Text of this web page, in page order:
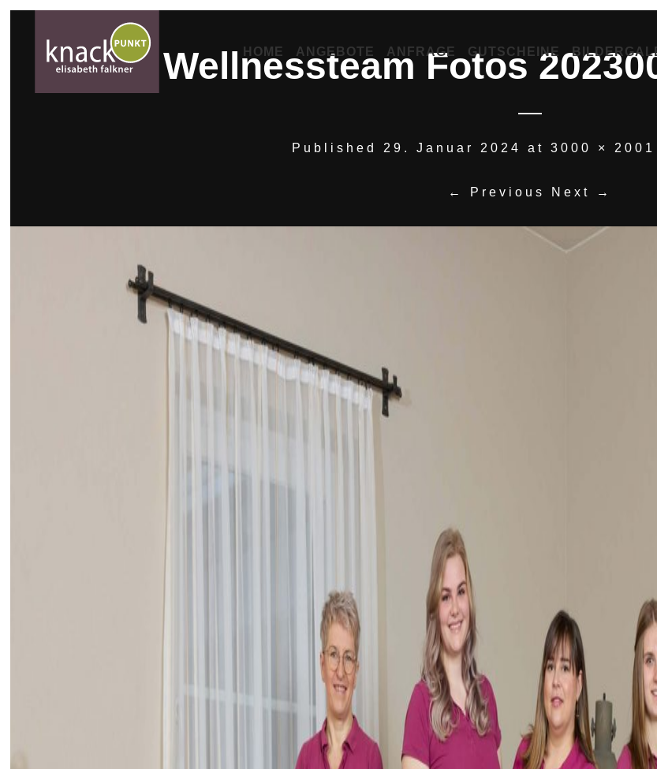
HOME ANGEBOTE ANFRAGE GUTSCHEINE
Wellnessteam Fotos
Published 29. Januar 2024 at 3000 × 2001
← Previous Next →